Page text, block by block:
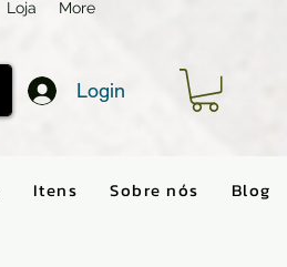
Login
Itens Sobre nós Blog
Loja More